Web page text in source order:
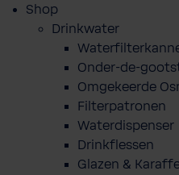
Shop
Drinkwater
Onder-de-
Omgekeerde
Filterpatronen
Waterdispenser
Drinkflessen
Glazen &